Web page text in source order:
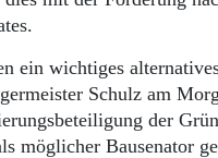
ein wichtiges
Schulz am
der
als möglicher